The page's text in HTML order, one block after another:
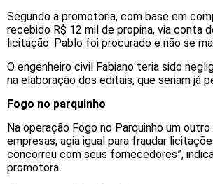
Segundo a promotoria, com base em
recebido R$ 12 mil de propina, via conta
licitação. Pablo foi procurado e não se
O engenheiro civil Fabiano teria sido
na elaboração dos editais, que seriam já
Fogo no parquinho
Na operação Fogo no Parquinho um
empresas, agia igual para fraudar
concorreu com seus fornecedores”,
promotora.